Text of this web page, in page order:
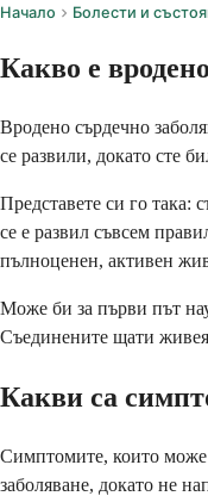
Начало Болести и
Какво е
Вродено сърдечно
се развили, докато сте
Представете си го така:
се е развил съвсем
пълноценен, активен
Може би за първи път
Съединените щати
Какви са
Симптомите, които може
заболяване, докато не